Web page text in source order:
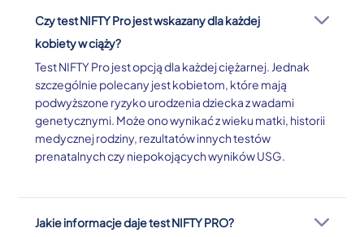
Czy test NIFTY Pro jest wskazany dla każdej
kobiety w ciąży?
Test NIFTY Pro jest opcją dla każdej ciężarnej. Jednak
szczególnie polecany jest kobietom, które mają
podwyższone ryzyko urodzenia dziecka z wadami
genetycznymi. Może ono wynikać z wieku matki, historii
medycznej rodziny, rezultatów innych testów
prenatalnych czy niepokojących wyników USG.
Jakie informacje daje test NIFTY PRO?